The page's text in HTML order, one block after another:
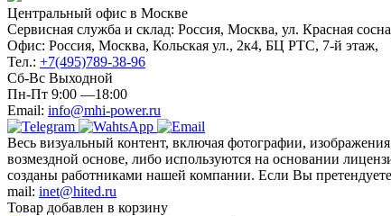
Центральный офис в Москве
Сервисная служба и склад: Россия, Москва, ул. Красная
Офис: Россия, Москва, Кольская ул., 2к4, БЦ РТС, 7-й этаж,
Тел.: +7(495)789-38-96
Сб-Вс Выходной
Пн-Пт 9:00 —18:00
Email: info@mhi-power.ru
Весь визуальный контент, включая фотографии,
возмездной основе, либо используются на основании
созданы работниками нашей компании. Если Вы
mail: inet@hited.ru
Товар добавлен в корзину